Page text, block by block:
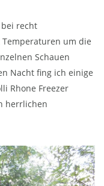
recht
um die
Schauen
Nacht fing ich einige
Rhone Freezer
herrlichen